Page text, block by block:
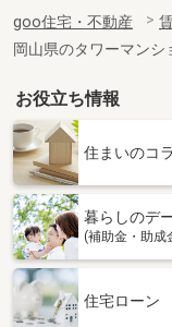
専有
間取
岡山県岡山市北区大
価 格
専有
間取
岡山県岡山市北区
goo住宅・不動産
岡山県のタワーマン
お役立ち情報
住まいのコ
暮らしのデ
(補助金・助成
住宅ローン